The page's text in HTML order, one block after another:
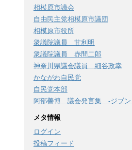
相模原市議会
自由民主党相模原市議団
相模原市役所
衆議院議員 甘利明
衆議院議員 赤間二郎
神奈川県議会議員 細谷政幸
かながわ自民党
自民党本部
阿部善博 議会発言集 -ジブン
メタ情報
ログイン
投稿フィード